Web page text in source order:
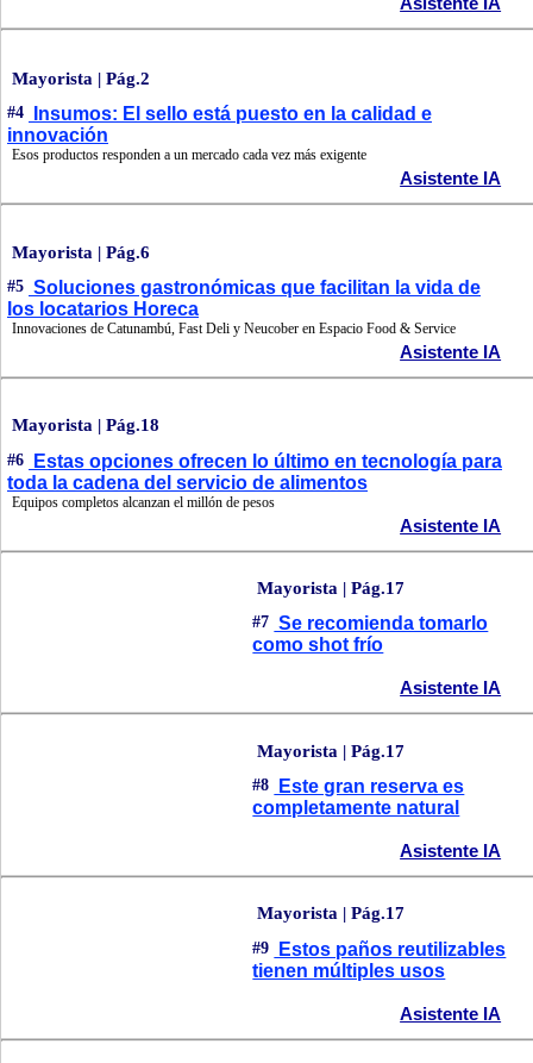
Mayorista | Pág.2
#4
Insumos: El sello está puesto en la calidad e
innovación
Esos productos responden a un mercado cada vez más exigente
Asistente IA
Mayorista | Pág.6
#5 Soluciones gastronómicas que facilitan la vida de
los locatarios Horeca
Innovaciones de Catunambú, Fast Deli y Neucober en Espacio Food & Service
Asistente IA
Mayorista | Pág.18
#6
Estas opciones ofrecen lo último en tecnología para
toda la cadena del servicio de alimentos
Equipos completos alcanzan el millón de pesos
Asistente IA
Mayorista | Pág.17
#7 Se recomienda tomarlo
como shot frío
Asistente IA
Mayorista | Pág.17
#8
Este gran reserva es
completamente natural
Asistente IA
Mayorista | Pág.17
#9
Estos paños reutilizables
tienen múltiples usos
Asistente IA